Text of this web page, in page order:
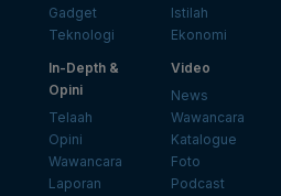
Gadget
Teknologi
Istilah
Ekonomi
In-Depth &
Opini
Telaah
Opini
Wawancara
Laporan
Video
News
Wawancara
Katalogue
Foto
Podcast